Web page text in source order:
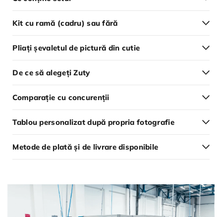
Kit cu ramă (cadru) sau fără
Pliați șevaletul de pictură din cutie
De ce să alegeți Zuty
Comparație cu concurenții
Tablou personalizat după propria fotografie
Metode de plată și de livrare disponibile